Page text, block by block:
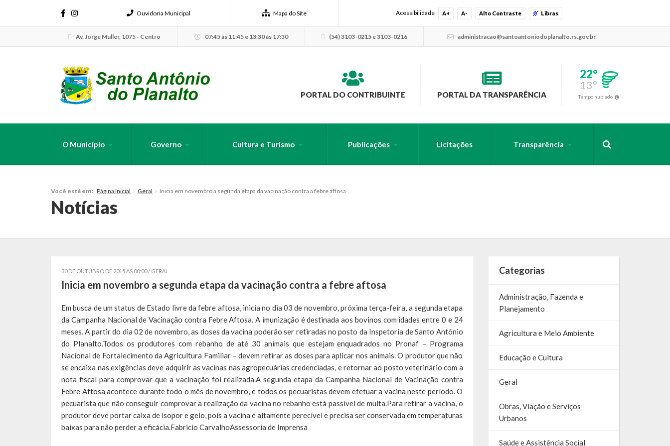
Ouvidoria Municipal Mapa do Site Acessibilidade A+ A- Alto Contraste Libras
Av. Jorge Muller, 1075 - Centro 07:45 às 11:45 e 13:30 às 17:30 (54) 3103-0215 e 3103-0216 administracao@santoantoniodoplanalto.rs.gov.br
PORTAL DO CONTRIBUINTE PORTAL DA TRANSPARÊNCIA
22°
13°
Tempo nublado
O Município Governo Cultura e Turismo Publicações Licitações Transparência
Você está em: Página Inicial Geral Inicia em novembro a segunda etapa da vacinação contra a febre aftosa
Notícias
30 DE OUTUBRO DE 2015 AS 00:00 / GERAL
Inicia em novembro a segunda etapa da vacinação contra a febre aftosa
Em busca de um status de Estado livre da febre aftosa, inicia no dia 03 de novembro, próxima terça-feira, a segunda etapa
da Campanha Nacional de Vacinação contra Febre Aftosa. A imunização é destinada aos bovinos com idades entre 0 e 24
meses. A partir do dia 02 de novembro, as doses da vacina poderão ser retiradas no posto da Inspetoria de Santo Antônio
do Planalto.Todos os produtores com rebanho de até 30 animais que estejam enquadrados no Pronaf – Programa
Nacional de Fortalecimento da Agricultura Familiar – devem retirar as doses para aplicar nos animais. O produtor que não
se encaixa nas exigências deve adquirir as vacinas nas agropecuárias credenciadas, e retornar ao posto veterinário com a
nota fiscal para comprovar que a vacinação foi realizada.A segunda etapa da Campanha Nacional de Vacinação contra
Febre Aftosa acontece durante todo o mês de novembro, e todos os pecuaristas devem efetuar a vacina neste período. O
pecuarista que não conseguir comprovar a realização da vacina no rebanho está passível de multa.Para retirar a vacina, o
produtor deve portar caixa de isopor e gelo, pois a vacina é altamente perecível e precisa ser conservada em temperaturas
baixas para não perder a eficácia.Fabricio CarvalhoAssessoria de Imprensa
Categorias
Administração, Fazenda e
Planejamento
Agricultura e Meio Ambiente
Educação e Cultura
Geral
Obras, Viação e Serviços
Urbanos
Saúde e Assistência Social